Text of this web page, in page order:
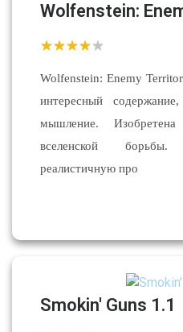
Wolfenstein:
Wolfenstein: Enemy
интересный содержание,
мышление.
вселенской борьбы.
реалистичную про
Smokin' Guns 1.1